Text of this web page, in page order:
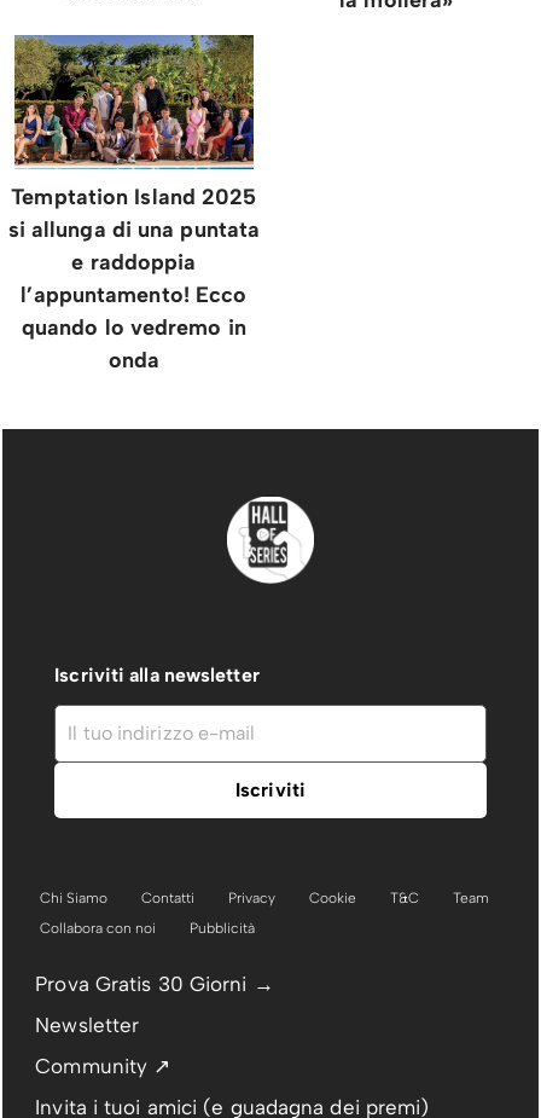
Temptation Island 2025
si allunga di una puntata
e raddoppia
l’appuntamento! Ecco
quando lo vedremo in
onda
Iscriviti alla newsletter
Chi Siamo Contatti Privacy Cookie T&C
Team
Collabora con noi
Pubblicità
Prova Gratis 30 Giorni →
Newsletter
Community ↗
Invita i tuoi amici (e guadagna dei premi)